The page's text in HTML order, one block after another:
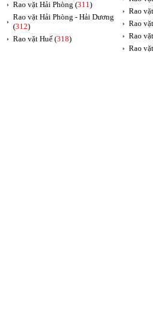
Rao vặt Hải Phòng (311)
Rao vặt Hải Phòng - Hải Dương
(312)
Rao vặt Huế (318)
Rao
Rao
Rao
Rao